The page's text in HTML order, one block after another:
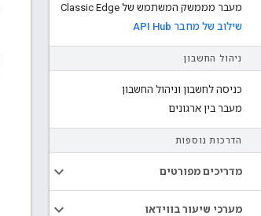
מעבר מממשק המשתמש של Classic Edge
שילוב של מחבר API Hub
ניהול החשבון
כניסה לחשבון וניהול החשבון
מעבר בין ארגונים
הדרכות נוספות
מדריכים מפורטים
מערכי שיעור בווידאו